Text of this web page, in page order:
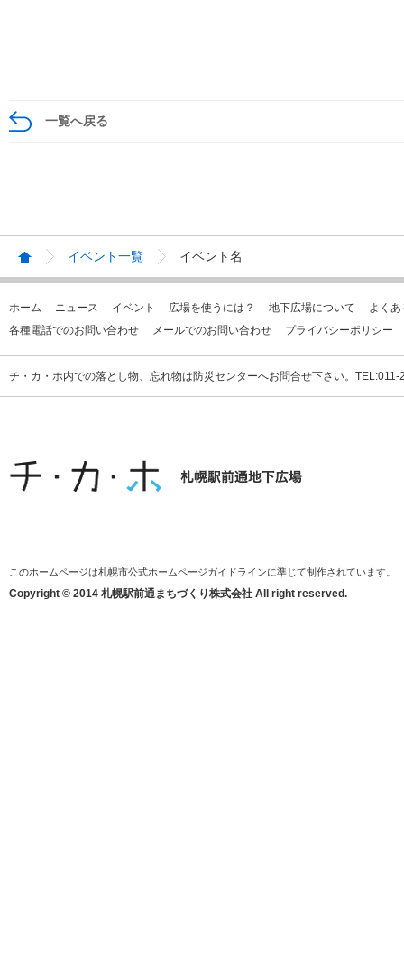
一覧へ戻る
イベント一覧 イベント名
ホーム ニュース イベント 広場を使うには？ 地下広場について
よく
各種電話でのお問い合わせ
メールでのお問い合わせ プライバシーポリシー
チ・カ・ホ内での落とし物、忘れ物は防災センターへお問合せ下さい。
このホームページは札幌市公式ホームページガイドラインに準じて制作されています。
Copyright © 2014 札幌駅前通まちづくり株式会社 All right reserved.